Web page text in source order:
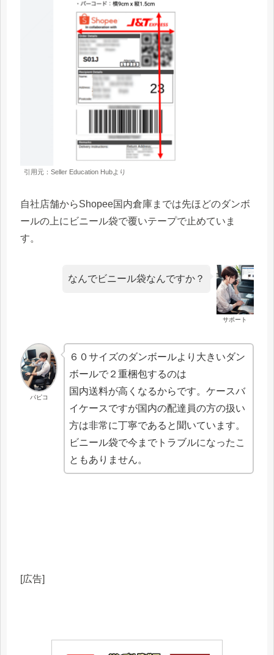
引用元：Seller Education Hubより
自社店舗からShopee国内倉庫までは先ほどのダンボ
ールの上にビニール袋で覆いテープで止めていま
す。
サポート
なんでビニール袋なんですか？
パピコ
６０サイズのダンボールより大きいダン
ボールで２重梱包するのは
国内送料が高くなるからです。ケースバ
イケースですが国内の配達員の方の扱い
方は非常に丁寧であると聞いています。
ビニール袋で今までトラブルになったこ
ともありません。
[広告]